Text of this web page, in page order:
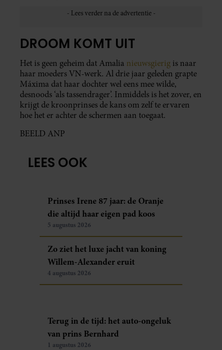
DROOM KOMT UIT
Het is geen geheim dat Amalia nieuwsgierig is naar
haar moeders VN-werk. Al drie jaar geleden grapte
Máxima dat haar dochter wel eens mee wilde,
desnoods ‘als tassendrager’. Inmiddels is het zover, en
krijgt de kroonprinses de kans om zelf te ervaren
hoe het er achter de schermen aan toegaat.
BEELD ANP
LEES OOK
Prinses Irene 87 jaar: de Oranje
die altijd haar eigen pad koos
5 augustus 2026
Zo ziet het luxe jacht van koning
Willem-Alexander eruit
4 augustus 2026
Terug in de tijd: het auto-ongeluk
van prins Bernhard
1 augustus 2026